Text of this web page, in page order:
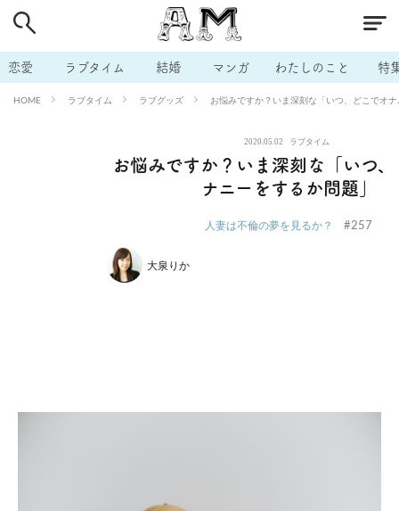
恋愛 ラブタイム 結婚 マンガ わたしのこと 特
HOME ラブタイム ラブグッズ お悩みですか？いま深刻な「いつ、どこでオ
2020.05.02 ラブタイム
お悩みですか？いま深刻な「いつ
ナニーをするか問題」
人妻は不倫の夢を見るか？ #257
大泉りか
# 男の本音 # セフレ # 不倫
# 出会う方法 # マッチングアプリ # ラブグッズ # 体の相